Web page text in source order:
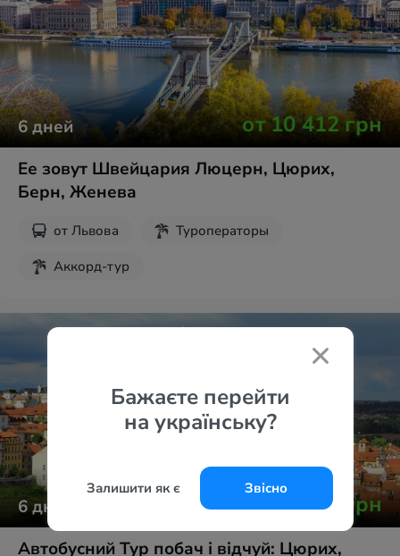
6дней от10 412грн
Ее зовут Швейцария Люцерн, Цюрих,
Берн, Женева
от Львова
Туроператоры
Аккорд-тур
6дней от13 165 грн
Автобусний Тур побач і відчуй: Цюрих,
Бажаєте перейти
на українську?
Залишити як є Звісно